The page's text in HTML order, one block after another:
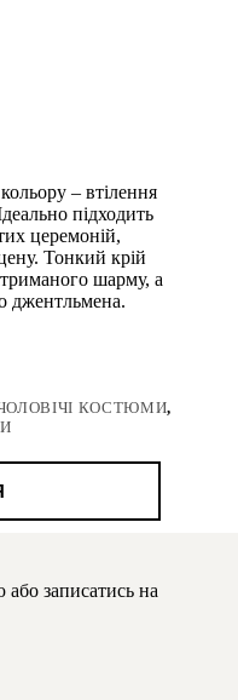
– втілення
підходить
церемоній,
Тонкий крій
шарму, а
джентльмена.
КОСТЮМИ,
або записатись на